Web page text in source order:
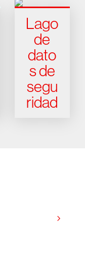
Lago
de
dato
s de
segu
ridad